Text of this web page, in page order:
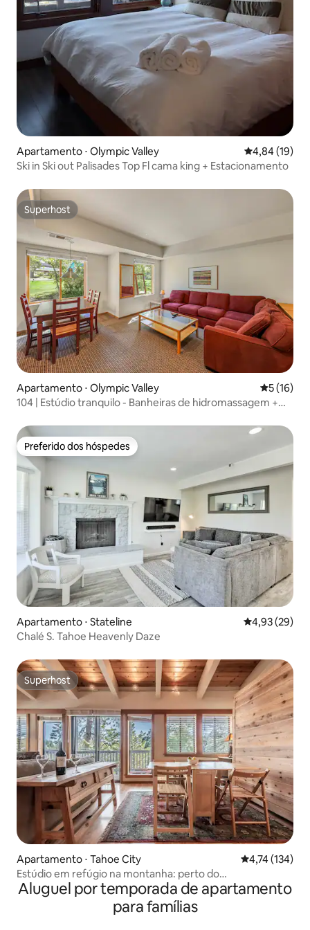
Apartamento ⋅ Olympic Valley 4,84 de uma
4,84 (19)
Ski in Ski out Palisades Top Fl cama king + Estacionamento
Superhost
Superhost
Apartamento ⋅ Olympic Valley 5 de uma
5 (16)
104 | Estúdio tranquilo - Banheiras de hidromassagem +
Preferido dos hóspedes
Preferido dos hóspedes
Apartamento ⋅ Stateline 4,93 de uma
4,93 (29)
Chalé S. Tahoe Heavenly Daze
Superhost
Superhost
Apartamento ⋅ Tahoe City 4,74 de uma
4,74 (134)
Estúdio em refúgio na montanha: perto do
lago/piscina/banheira de hidromassagem/sauna
Aluguel por temporada de apartamento
para famílias